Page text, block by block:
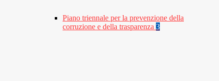
Piano triennale per la prevenzione della
corruzione e della trasparenza 3